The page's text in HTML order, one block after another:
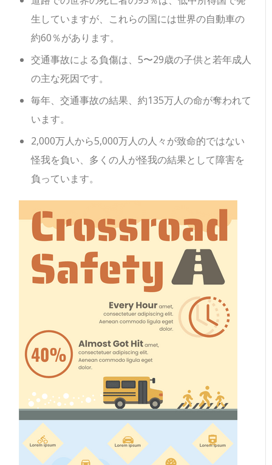
生していますが、これらの国には世界の自動車の
約60％があります。
交通事故による負傷は、5〜29歳の子供と若年成人
の主な死因です。
毎年、交通事故の結果、約135万人の命が奪われて
います。
2,000万人から5,000万人の人々が致命的ではない
怪我を負い、多くの人が怪我の結果として障害を
負っています。